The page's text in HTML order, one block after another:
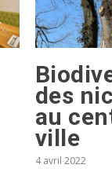
des
au
ville
4 avril 2022